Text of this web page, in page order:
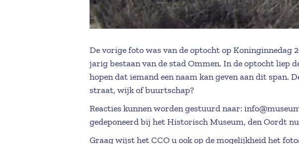
De vorige foto was van de optocht op Koninginnedag
jarig bestaan van de stad Ommen. In de optocht liep
hopen dat iemand een naam kan geven aan dit span.
straat, wijk of buurtschap?
Reacties kunnen worden gestuurd naar:
gedeponeerd bij het Historisch Museum, den Oordt
Graag wijst het CCO u ook op de mogelijkheid het